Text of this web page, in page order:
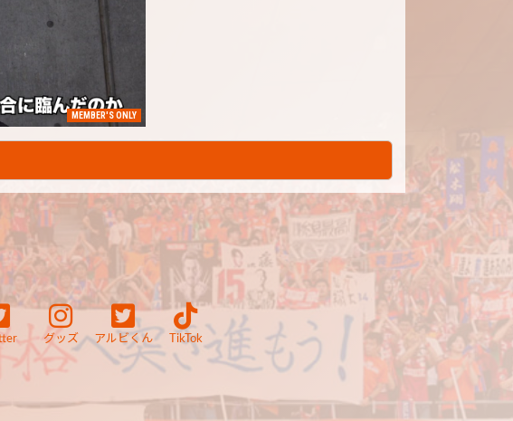
MEMBER'S ONLY
グッズ アルビくん TikTok